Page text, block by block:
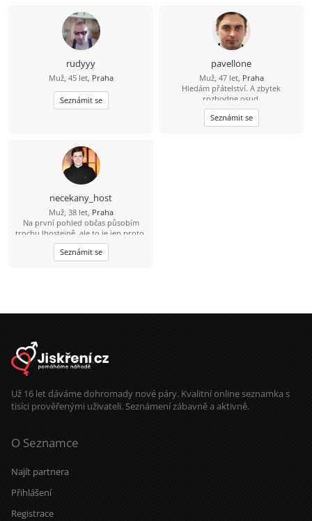
rudyyy
Muž, 45 let, Praha
Seznámit se
pavellone
Muž, 47 let, Praha
Hledám přátelství. A zbytek
rozhodne osud.
Seznámit se
necekany_host
Muž, 38 let, Praha
Na první pohled občas působím
trochu lhostejně, ale to je jen proto,
že svět raději tiše vnímám, než abych
měl potřebu ho neustále
komentovat. Pokud se se mnou
Seznámit se
Už 16 let dáváme dohromady nové páry. Kvalitní online seznamka s
tisíci prověřenými uživateli. Seznámení zábavně a aktivně.
O Seznamce
Najít partnera
Přihlášení
Registrace